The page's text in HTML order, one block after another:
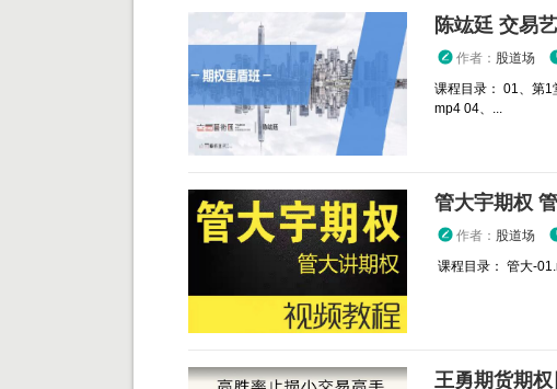
陈竑廷 交易
作者： 股道场
课程目录： 01、第
mp4 04、...
管大宇期权
作者： 股道场
课程目录： 管大-
王勇期货期